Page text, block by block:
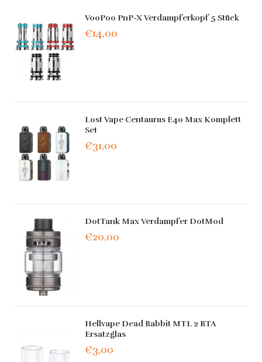
VooPoo PnP-X Verdampferkopf 5 Stück
€14,00
Lost Vape Centaurus E40 Max Komplett
Set
€31,00
DotTank Max Verdampfer DotMod
€20,00
Hellvape Dead Rabbit MTL 2 RTA
Ersatzglas
€3,00